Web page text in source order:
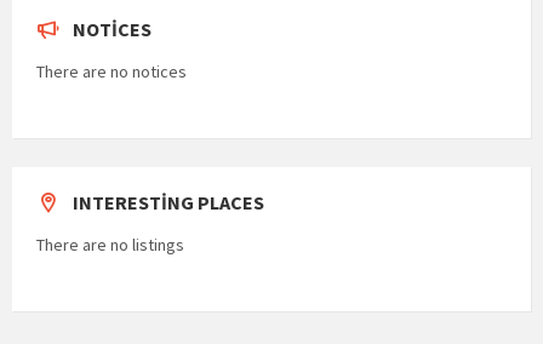
NOTICES
There are no notices
INTERESTING PLACES
There are no listings